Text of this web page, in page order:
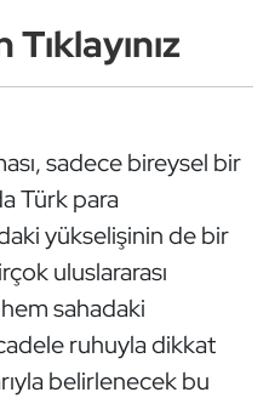
sadece bireysel bir
Türk para
yükselişinin de bir
uluslararası
sahadaki
ruhuyla dikkat
belirlenecek bu